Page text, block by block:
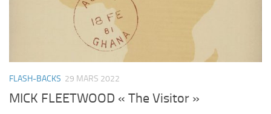
FLASH-BACKS 29 MARS 2022
MICK FLEETWOOD « The Visitor »